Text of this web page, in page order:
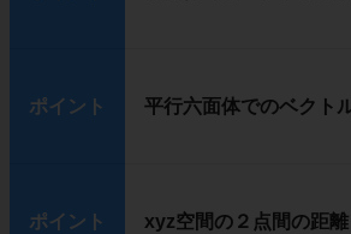
ポイント 平行六面体でのベクト
ポイント xyz空間の２点間の距離